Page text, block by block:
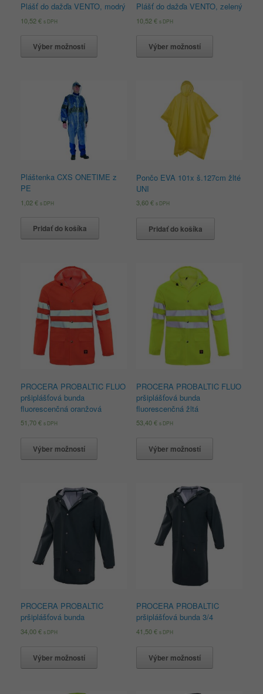
Plášť do dažďa VENTO, modrý
10,52€ s DPH
Výber možností
Plášť do dažďa VENTO, zelený
10,52€ s DPH
Výber možností
Pláštenka CXS ONETIME z
PE
1,02€ s DPH
Pridať do košíka
Pončo EVA 101x š.127cm žlté
UNI
3,60€ s DPH
Pridať do košíka
PROCERA PROBALTIC FLUO
pršiplášťová bunda
fluorescenčná oranžová
51,70€ s DPH
Výber možností
PROCERA PROBALTIC FLUO
pršiplášťová bunda
fluorescenčná žltá
53,40€ s DPH
Výber možností
PROCERA PROBALTIC
pršiplášťová bunda
34,00€ s DPH
Výber možností
PROCERA PROBALTIC
pršiplášťová bunda 3/4
41,50€ s DPH
Výber možností